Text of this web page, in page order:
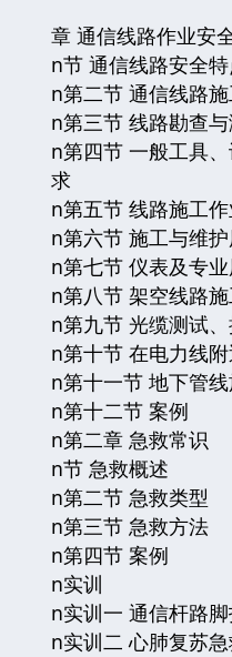
章 通信线路作业安
n节 通信线路安全
n第二节 通信线路
n第三节 线路勘查
n第四节 一般工具
求
n第五节 线路施工
n第六节 施工与维
n第七节 仪表及专
n第八节 架空线路
n第九节 光缆测试
n第十节 在电力线
n第十一节 地下管
n第十二节 案例
n第二章 急救常识
n节 急救概述
n第二节 急救类型
n第三节 急救方法
n第四节 案例
n实训
n实训一 通信杆路
n实训二 心肺复苏